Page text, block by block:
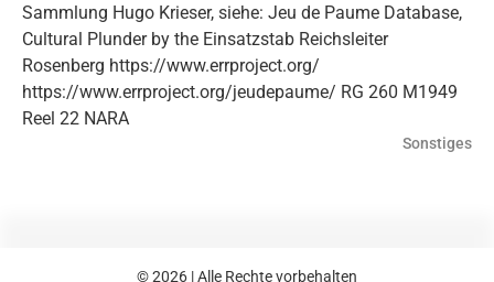
Sammlung Hugo Krieser, siehe: Jeu de Paume Database,
Cultural Plunder by the Einsatzstab Reichsleiter
Rosenberg https://www.errproject.org/
https://www.errproject.org/jeudepaume/ RG 260 M1949
Reel 22 NARA
Sonstiges
© 2026 | Alle Rechte vorbehalten